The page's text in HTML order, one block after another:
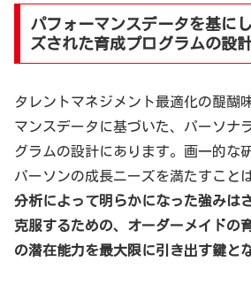
パフォーマンスデータを基に
ズされた育成プログラムの設
タレントマネジメント最適化の醍醐
マンスデータに基づいた、パーソナ
グラムの設計にあります。画一的な
パーソンの成長ニーズを満たすこと
分析によって明らかになった強みは
克服するための、オーダーメイドの
の潜在能力を最大限に引き出す鍵と